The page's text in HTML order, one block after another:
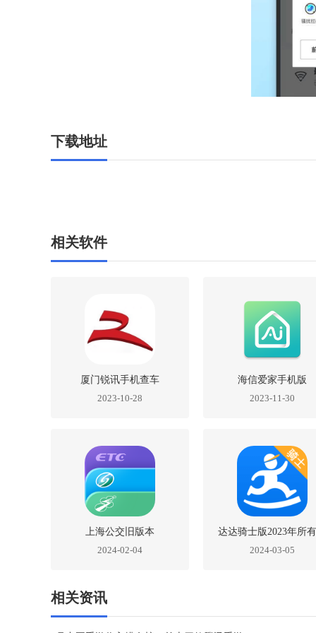
下载地址
相关软件
厦门锐讯手机查车
2023-10-28
海信爱家手机版
2023-11-30
上海公交旧版本
2024-02-04
达达骑士版2023年所
版本
2024-03-05
相关资讯